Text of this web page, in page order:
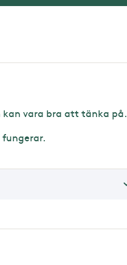
kan vara bra att tänka på.
fungerar.